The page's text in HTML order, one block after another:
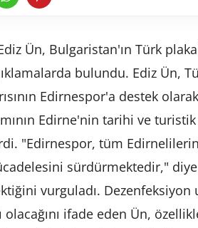
Ün, Bulgaristan'ın Türk
bulundu. Ediz Ün,
Edirnespor'a destek
Edirne'nin tarihi ve
"Edirnespor, tüm
sürdürmektedir,"
vurguladı. Dezenfeksiyon
ifade eden Ün,